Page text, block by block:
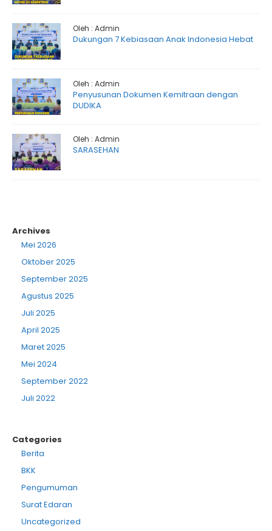
Oleh : Admin
Dukungan 7 Kebiasaan Anak Indonesia Hebat
Oleh : Admin
Penyusunan Dokumen Kemitraan dengan
DUDIKA
Oleh : Admin
SARASEHAN
Archives
Mei 2026
Oktober 2025
September 2025
Agustus 2025
Juli 2025
April 2025
Maret 2025
Mei 2024
September 2022
Juli 2022
Categories
Berita
BKK
Pengumuman
Surat Edaran
Uncategorized